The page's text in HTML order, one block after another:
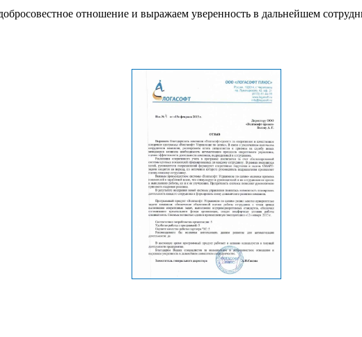
отношение и выражаем уверенность в дальнейшем